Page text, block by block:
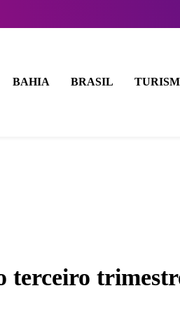
BAHIA BRASIL
terceiro